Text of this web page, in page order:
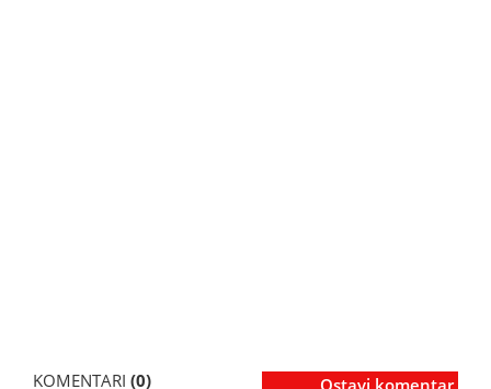
KOMENTARI (0)